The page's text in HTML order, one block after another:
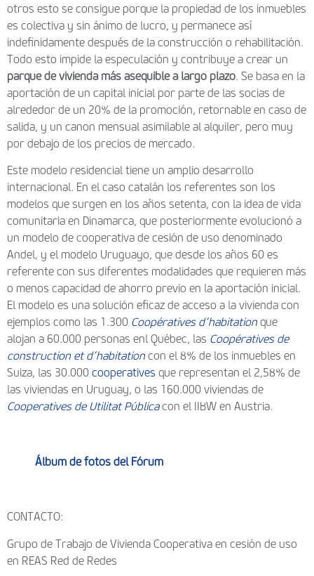
otros esto se consigue porque la propiedad de los inmuebles
es colectiva y sin ánimo de lucro, y permanece así
indefinidamente después de la construcción o rehabilitación.
Todo esto impide la especulación y contribuye a crear un
parque de vivienda más asequible a largo plazo. Se basa en la
aportación de un capital inicial por parte de las socias de
alrededor de un 20% de la promoción, retornable en caso de
salida, y un canon mensual asimilable al alquiler, pero muy
por debajo de los precios de mercado.
Este modelo residencial tiene un amplio desarrollo
internacional. En el caso catalán los referentes son los
modelos que surgen en los años setenta, con la idea de vida
comunitaria en Dinamarca, que posteriormente evolucionó a
un modelo de cooperativa de cesión de uso denominado
Andel, y el modelo Uruguayo, que desde los años 60 es
referente con sus diferentes modalidades que requieren más
o menos capacidad de ahorro previo en la aportación inicial.
El modelo es una solución eficaz de acceso a la vivienda con
ejemplos como las 1.300 Coopératives d’habitationque
alojan a 60.000 personas enl Québec, las Coopératives de
construction et d’habitationcon el 8% de los inmuebles en
Suiza, las 30.000 cooperatives que representan el 2,58% de
las viviendas en Uruguay, o las 160.000 viviendas de
Cooperatives de Utilitat Públicacon el IIBW en Austria.
Álbum de fotos del Fórum
CONTACTO:
Grupo de Trabajo de Vivienda Cooperativa en cesión de uso
en REAS Red de Redes